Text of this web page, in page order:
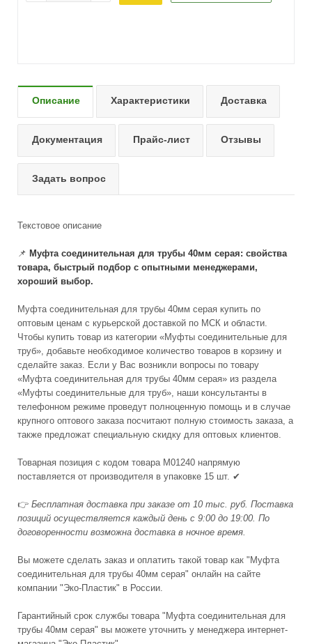
Описание Характеристики Доставка
Документация Прайс-лист Отзывы
Задать вопрос
Текстовое описание
📌 Муфта соединительная для трубы 40мм серая: свойства
товара, быстрый подбор с опытными менеджерами,
хороший выбор.
Муфта соединительная для трубы 40мм серая купить по
оптовым ценам с курьерской доставкой по МСК и области.
Чтобы купить товар из категории «Муфты соединительные для
труб», добавьте необходимое количество товаров в корзину и
сделайте заказ. Если у Вас возникли вопросы по товару
«Муфта соединительная для трубы 40мм серая» из раздела
«Муфты соединительные для труб», наши консультанты в
телефонном режиме проведут полноценную помощь и в случае
крупного оптового заказа посчитают полную стоимость заказа, а
также предложат специальную скидку для оптовых клиентов.
Товарная позиция с кодом товара М01240 напрямую
поставляется от производителя в упаковке 15 шт. ✔
👉 Бесплатная доставка при заказе от 10 тыс. руб. Поставка
позиций осуществляется каждый день с 9:00 до 19:00. По
договоренности возможна доставка в ночное время.
Вы можете сделать заказ и оплатить такой товар как "Муфта
соединительная для трубы 40мм серая" онлайн на сайте
компании "Эко-Пластик" в России.
Гарантийный срок службы товара "Муфта соединительная для
трубы 40мм серая" вы можете уточнить у менеджера интернет-